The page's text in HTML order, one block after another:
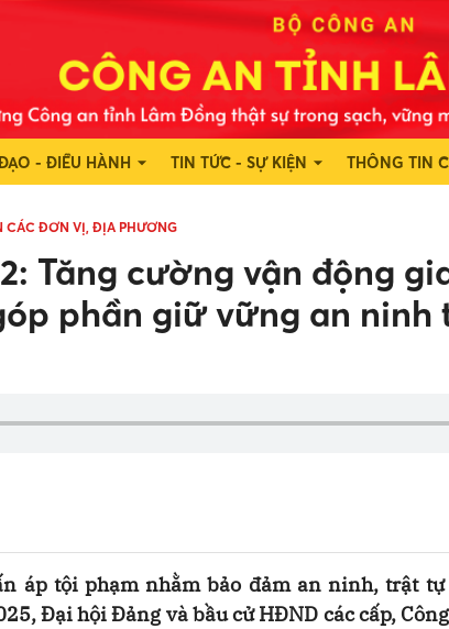
- ĐIỀU HÀNH TIN TỨC - SỰ KIỆN THÔNG TIN
CÁC ĐƠN VỊ, ĐỊA PHƯƠNG
Tăng cường vận động
phần giữ vững an
áp tội phạm nhằm bảo đảm an ninh, trật tự
Đại hội Đảng và bầu cử HĐND các cấp,